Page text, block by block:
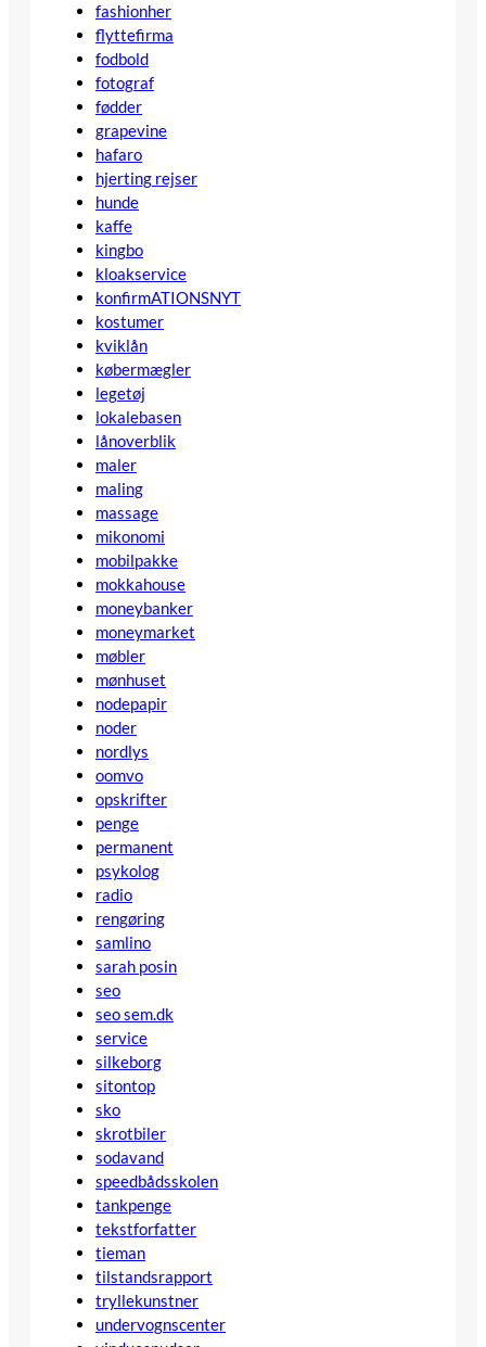
fashionher
flyttefirma
fodbold
fotograf
fødder
grapevine
hafaro
hjerting rejser
hunde
kaffe
kingbo
kloakservice
konfirmATIONSNYT
kostumer
kviklån
købermægler
legetøj
lokalebasen
lånoverblik
maler
maling
massage
mikonomi
mobilpakke
mokkahouse
moneybanker
moneymarket
møbler
mønhuset
nodepapir
noder
nordlys
oomvo
opskrifter
penge
permanent
psykolog
radio
rengøring
samlino
sarah posin
seo
seo sem.dk
service
silkeborg
sitontop
sko
skrotbiler
sodavand
speedbådsskolen
tankpenge
tekstforfatter
tieman
tilstandsrapport
tryllekunstner
undervognscenter